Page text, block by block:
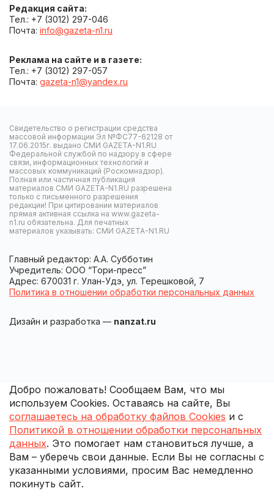
Редакция сайта:
Тел.: +7 (3012) 297-046
Почта: info@gazeta-n1.ru
Реклама на сайте и в газете:
Тел.: +7 (3012) 297-057
Почта: gazeta-n1@yandex.ru
Свидетельство о регистрации средства
массовой информации Эл №ФС77-62128 от
17.06.2015г. выдано СМИ GAZETA-N1.RU
Федеральной службой по надзору в сфере
связи, информационных технологий и
массовых коммуникаций (Роскомнадзор).
Полная или частичная публикация
материалов СМИ GAZETA-N1.RU разрешена
только с письменного разрешения
редакции! При цитировании материалов
прямая активная ссылка на www.gazeta-
n1.ru обязательна. Для печатных
материалов указывать: СМИ GAZETA-N1.RU
Главный редактор: А.А. Субботин
Учредитель: ООО “Тори-пресс”
Адрес: 670031 г. Улан-Удэ, ул. Терешковой, 7
Политика в отношении обработки персональных данных
Дизайн и разработка — nanzat.ru
Добро пожаловать! Сообщаем Вам, что мы
используем Cookies. Оставаясь на сайте, Вы
соглашаетесь на обработку файлов Cookies и с
Политикой в отношении обработки персональных
данных. Это помогает нам становиться лучше, а
Вам – уберечь свои данные. Если Вы не согласны с
указанными условиями, просим Вас немедленно
покинуть сайт.